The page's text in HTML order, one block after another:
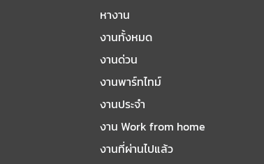
หางาน
งานทั้งหมด
งานด่วน
งานพาร์ทไทม์
งานประจำ
งาน Work from home
งานที่ผ่านไปแล้ว